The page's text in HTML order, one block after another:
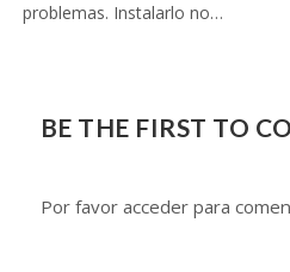
problemas. Instalarlo no…
BE THE FIRST TO
Por favor acceder para